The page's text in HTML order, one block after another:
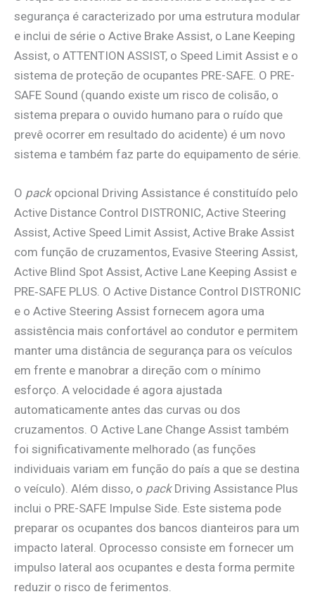
segurança é caracterizado por uma estrutura modular
e inclui de série o Active Brake Assist, o Lane Keeping
Assist, o ATTENTION ASSIST, o Speed Limit Assist e o
sistema de proteção de ocupantes PRE-SAFE. O PRE-
SAFE Sound (quando existe um risco de colisão, o
sistema prepara o ouvido humano para o ruído que
prevê ocorrer em resultado do acidente) é um novo
sistema e também faz parte do equipamento de série.
O packopcional Driving Assistance é constituído pelo
Active Distance Control DISTRONIC, Active Steering
Assist, Active Speed Limit Assist, Active Brake Assist
com função de cruzamentos, Evasive Steering Assist,
Active Blind Spot Assist, Active Lane Keeping Assist e
PRE‑SAFE PLUS. O Active Distance Control DISTRONIC
e o Active Steering Assist fornecem agora uma
assistência mais confortável ao condutor e permitem
manter uma distância de segurança para os veículos
em frente e manobrar a direção com o mínimo
esforço. A velocidade é agora ajustada
automaticamente antes das curvas ou dos
cruzamentos. O Active Lane Change Assist também
foi significativamente melhorado (as funções
individuais variam em função do país a que se destina
o veículo). Além disso, o packDriving Assistance Plus
inclui o PRE-SAFE Impulse Side. Este sistema pode
preparar os ocupantes dos bancos dianteiros para um
impacto lateral. Oprocesso consiste em fornecer um
impulso lateral aos ocupantes e desta forma permite
reduzir o risco de ferimentos.